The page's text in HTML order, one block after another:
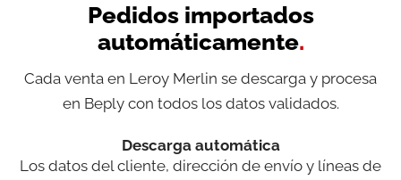
Pedidos importados
automáticamente.
Cada venta en Leroy Merlin se descarga y procesa
en Beply con todos los datos validados.
Descarga automática
Los datos del cliente, dirección de envío y líneas de